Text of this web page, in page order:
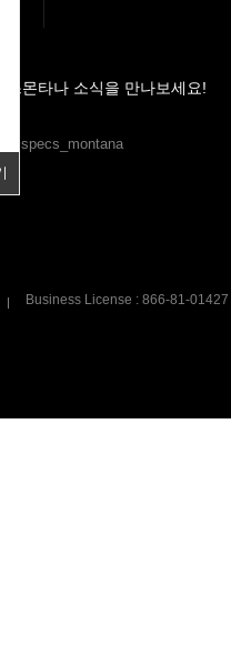
스몬타나 소식을 만나보세요!
@specs_montana
Business License : 866-81-01427